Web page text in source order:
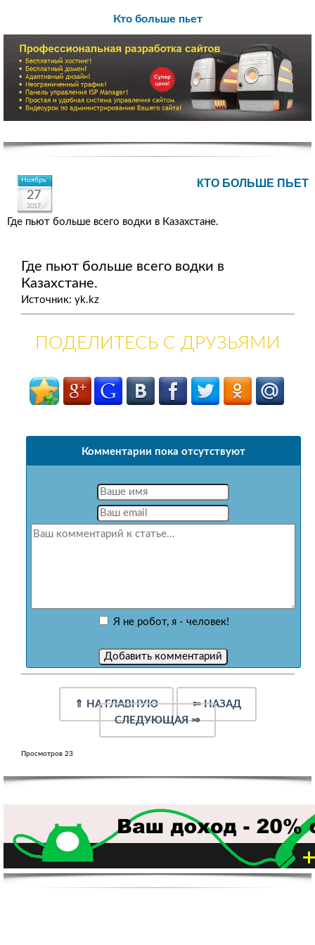
Кто больше пьет
Ноябрь
27
2017
КТО БОЛЬШЕ ПЬЕТ
Где пьют больше всего водки в Казахстане.
Где пьют больше всего водки в
Казахстане.
Источник: yk.kz
ПОДЕЛИТЕСЬ С ДРУЗЬЯМИ
Комментарии пока отсутствуют
Я не робот, я - человек!
⇑ НА ГЛАВНУЮ ⇐НАЗАД
СЛЕДУЮЩАЯ⇒
Просмотров 23